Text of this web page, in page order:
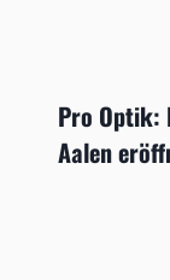
Pro Optik:
Aalen